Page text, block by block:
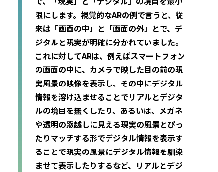
限にします。視覚的なARの例で言うと、従
来は「画面の中」と「画面の外」とで、デ
ジタルと現実が明確に分かれていました。
これに対してARは、例えばスマートフォン
の画面の中に、カメラで映した目の前の現
実風景の映像を表示し、その中にデジタル
情報を溶け込ませることでリアルとデジタ
ルの境目を無くしたり、あるいは、メガネ
や透明の窓越しに見える現実の風景とぴっ
たりマッチする形でデジタル情報を表示す
ることで現実の風景にデジタル情報を馴染
ませて表示したりするなど、リアルとデジ